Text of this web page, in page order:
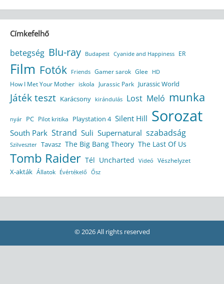
Címkefelhő
betegség Blu-ray Budapest Cyanide and Happiness ER
Film Fotók Friends Gamer sarok Glee HD
How I Met Your Mother iskola Jurassic Park Jurassic World
Játék teszt Karácsony kirándulás Lost Meló munka
nyár PC Pilot kritika Playstation 4 Silent Hill Sorozat
South Park Strand Suli Supernatural szabadság
Szilveszter Tavasz The Big Bang Theory The Last Of Us
Tomb Raider Tél Uncharted Videó Vészhelyzet
X-akták Állatok Évértékelő Ősz
© 2026 All rights reserved